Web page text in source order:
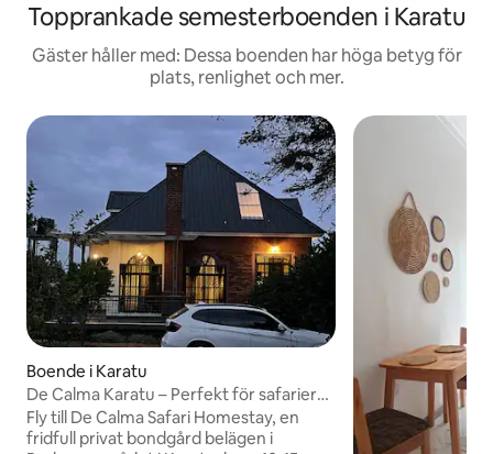
Topprankade semesterboenden i Karatu
Gäster håller med: Dessa boenden har höga betyg för
plats, renlighet och mer.
Boende i Karatu
De Calma Karatu – Perfekt för safarier
och retreater
Fly till De Calma Safari Homestay, en
fridfull privat bondgård belägen i